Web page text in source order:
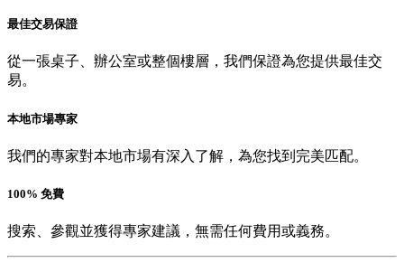
最佳交易保證
從一張桌子、辦公室或整個樓層，我們保證為您提供最佳交
易。
本地市場專家
我們的專家對本地市場有深入了解，為您找到完美匹配。
100% 免費
搜索、參觀並獲得專家建議，無需任何費用或義務。